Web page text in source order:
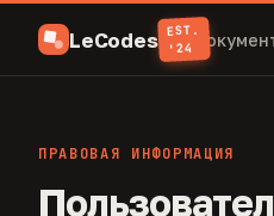
LeCodes EST.
'24
ПРАВОВАЯ ИНФОРМАЦИЯ